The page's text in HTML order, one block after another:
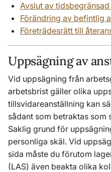
Avslut av
Förändring av befintlig
Företrädesrätt till
Uppsägning av
Vid uppsägning från
arbetsbrist gäller olika
tillsvidareanställning kan
sådant som betraktas som
Saklig grund för
personliga skäl. Vid
sida måste du förutom
(LAS) även beakta olika